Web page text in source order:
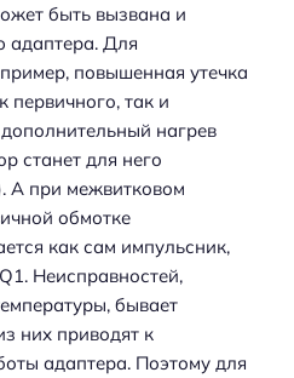
быть вызвана и
адаптера. Для
повышенная утечка
первичного, так и
нагрев
станет для него
А при межвитковом
обмотке
как сам импульсник,
Неисправностей,
бывает
них приводят к
адаптера. Поэтому для